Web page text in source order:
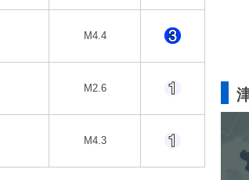
M4.4
M2.6
M4.3